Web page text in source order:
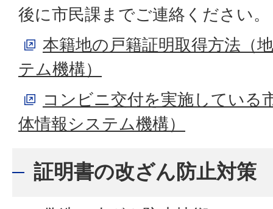
後に市民課までご連絡ください。
本籍地の戸籍証明取得方法（
テム機構）
コンビニ交付を実施している
体情報システム機構）
証明書の改ざん防止対策